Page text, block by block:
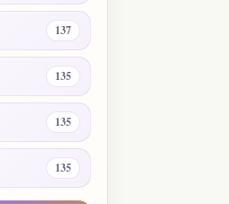
137
135
135
135